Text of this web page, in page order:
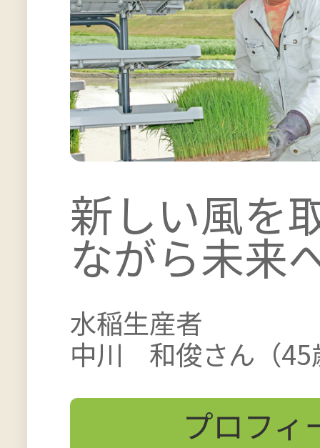
新しい風を
ながら未来
水稲生産者
中川 和俊さん（45
プロフィ